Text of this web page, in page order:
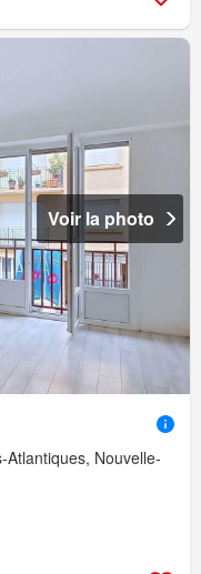
Voir la photo
Nouvelle-